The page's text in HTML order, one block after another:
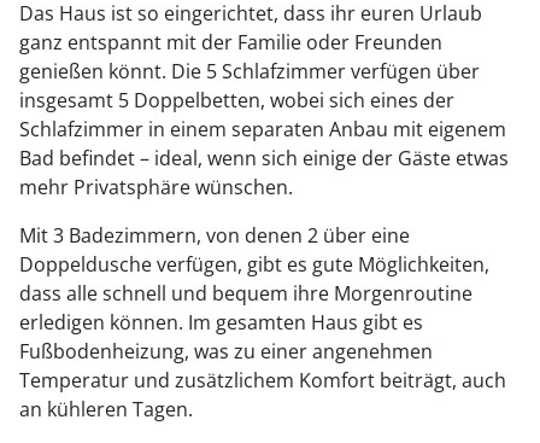
Das Haus ist so eingerichtet, dass ihr euren Urlaub
ganz entspannt mit der Familie oder Freunden
genießen könnt. Die 5 Schlafzimmer verfügen über
insgesamt 5 Doppelbetten, wobei sich eines der
Schlafzimmer in einem separaten Anbau mit eigenem
Bad befindet – ideal, wenn sich einige der Gäste etwas
mehr Privatsphäre wünschen.
Mit 3 Badezimmern, von denen 2 über eine
Doppeldusche verfügen, gibt es gute Möglichkeiten,
dass alle schnell und bequem ihre Morgenroutine
erledigen können. Im gesamten Haus gibt es
Fußbodenheizung, was zu einer angenehmen
Temperatur und zusätzlichem Komfort beiträgt, auch
an kühleren Tagen.